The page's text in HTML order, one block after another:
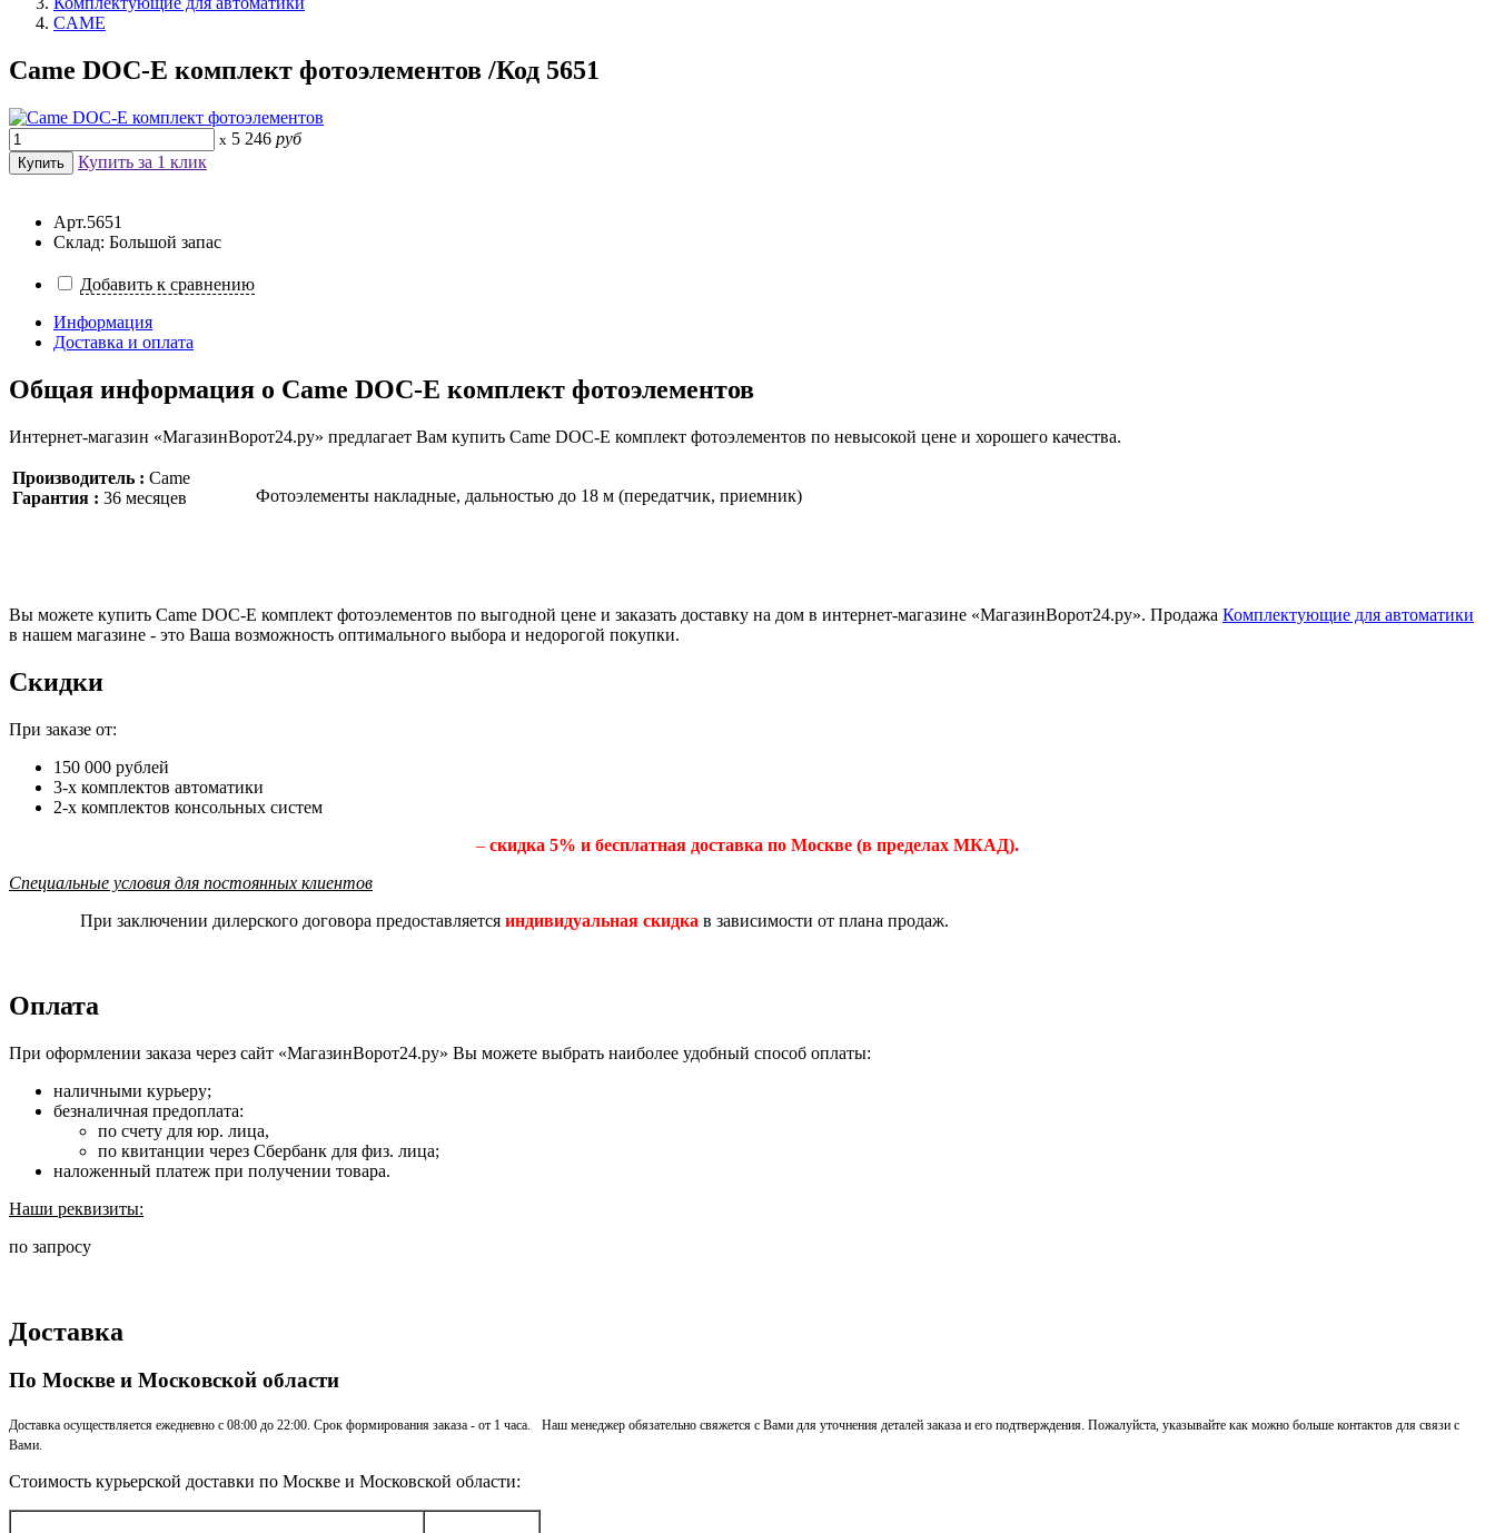
CAME
Came DOC-E комплект фотоэлементов /Код 5651
x 5 246 руб
Купить за 1 клик
Арт.5651
Склад: Большой запас
Добавить к сравнению
Информация
Доставка и оплата
Общая информация о Came DOC-E комплект фотоэлементов
Интернет-магазин «МагазинВорот24.ру» предлагает Вам купить Came DOC-E комплект фотоэлементов по невысокой цене и хорошего качества.
Производитель : Came
Гарантия : 36 месяцев Фотоэлементы накладные, дальностью до 18 м (передатчик, приемник)
Вы можете купить Came DOC-E комплект фотоэлементов по выгодной цене и заказать доставку на дом в интернет-магазине «МагазинВорот24.ру». Продажа Комплектующие для автоматики
в нашем магазине - это Ваша возможность оптимального выбора и недорогой покупки.
Скидки
При заказе от:
150 000 рублей
3-х комплектов автоматики
2-х комплектов консольных систем
– скидка 5% и бесплатная доставка по Москве (в пределах МКАД).
Специальные условия для постоянных клиентов
При заключении дилерского договора предоставляется индивидуальная скидка в зависимости от плана продаж.
Оплата
При оформлении заказа через сайт «МагазинВорот24.ру» Вы можете выбрать наиболее удобный способ оплаты:
наличными курьеру;
безналичная предоплата:
по счету для юр. лица,
по квитанции через Сбербанк для физ. лица;
наложенный платеж при получении товара.
Наши реквизиты:
по запросу
Доставка
По Москве и Московской области
Доставка осуществляется ежедневно с 08:00 до 22:00. Срок формирования заказа - от 1 часа. Наш менеджер обязательно свяжется с Вами для уточнения деталей заказа и его подтверждения. Пожалуйста, указывайте как можно больше контактов для связи с
Вами.
Стоимость курьерской доставки по Москве и Московской области: